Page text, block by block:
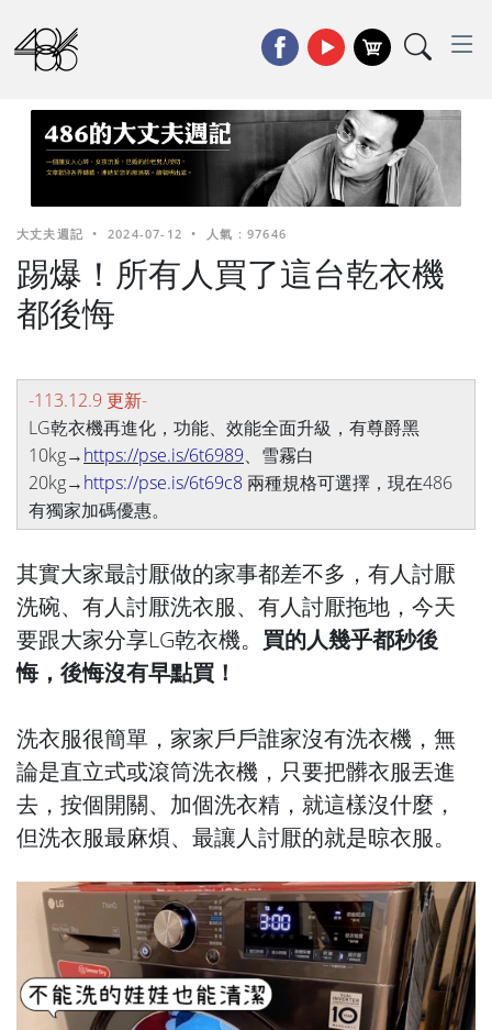
大丈夫週記 • 2024-07-12 • 人氣 : 97646
踢爆！所有人買了這台乾衣機
都後悔
-113.12.9 更新-
LG乾衣機再進化，功能、效能全面升級，有尊爵黑
10kg→https://pse.is/6t6989、雪霧白
20kg→https://pse.is/6t69c8 兩種規格可選擇，現在486
有獨家加碼優惠。
其實大家最討厭做的家事都差不多，有人討厭
洗碗、有人討厭洗衣服、有人討厭拖地，今天
要跟大家分享LG乾衣機。 買的人幾乎都秒後
悔，後悔沒有早點買！
洗衣服很簡單，家家戶戶誰家沒有洗衣機，無
論是直立式或滾筒洗衣機，只要把髒衣服丟進
去，按個開關、加個洗衣精，就這樣沒什麼，
但洗衣服最麻煩、最讓人討厭的就是晾衣服。